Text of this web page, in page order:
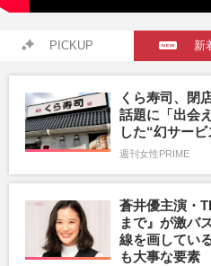
PICKUP 新
くら寿司、閉
話題に「出会
した“幻サー
週刊女性PRIME
蒼井優主演・
まで』が激バ
線を画してい
も大事な要素